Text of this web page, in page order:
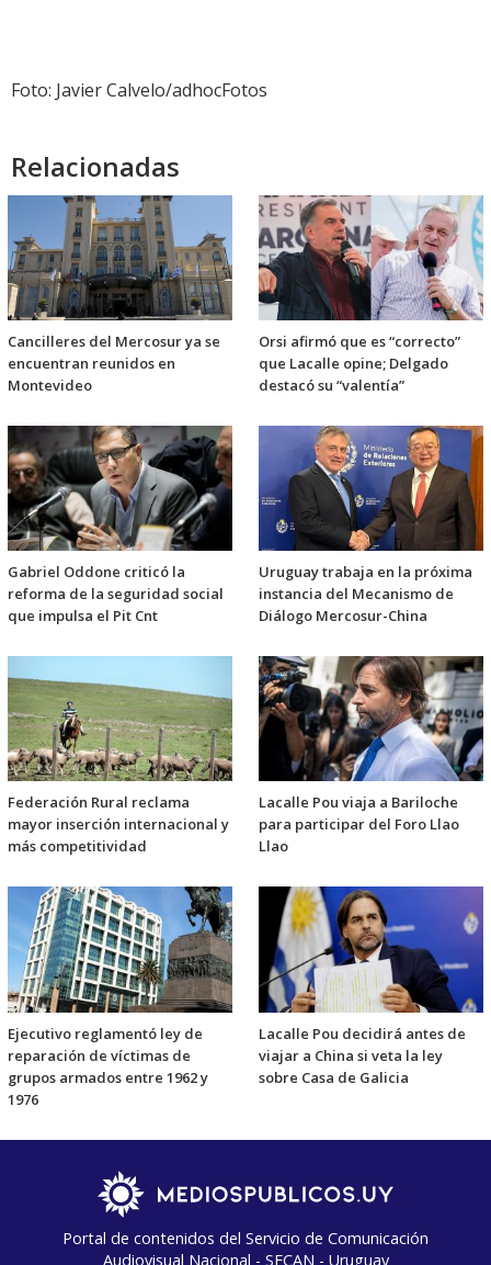
Foto: Javier Calvelo/adhocFotos
Relacionadas
Cancilleres del Mercosur ya se
encuentran reunidos en
Montevideo
Orsi afirmó que es “correcto”
que Lacalle opine; Delgado
destacó su “valentía”
Gabriel Oddone criticó la
reforma de la seguridad social
que impulsa el Pit Cnt
Uruguay trabaja en la próxima
instancia del Mecanismo de
Diálogo Mercosur-China
Federación Rural reclama
mayor inserción internacional y
más competitividad
Lacalle Pou viaja a Bariloche
para participar del Foro Llao
Llao
Ejecutivo reglamentó ley de
reparación de víctimas de
grupos armados entre 1962 y
1976
Lacalle Pou decidirá antes de
viajar a China si veta la ley
sobre Casa de Galicia
Portal de contenidos del Servicio de Comunicación
Audiovisual Nacional - SECAN - Uruguay